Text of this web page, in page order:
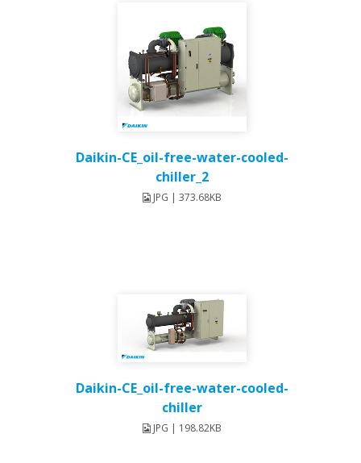
Daikin-CE_oil-free-water-cooled-
chiller_2
JPG | 373.68KB
Daikin-CE_oil-free-water-cooled-
chiller
JPG | 198.82KB